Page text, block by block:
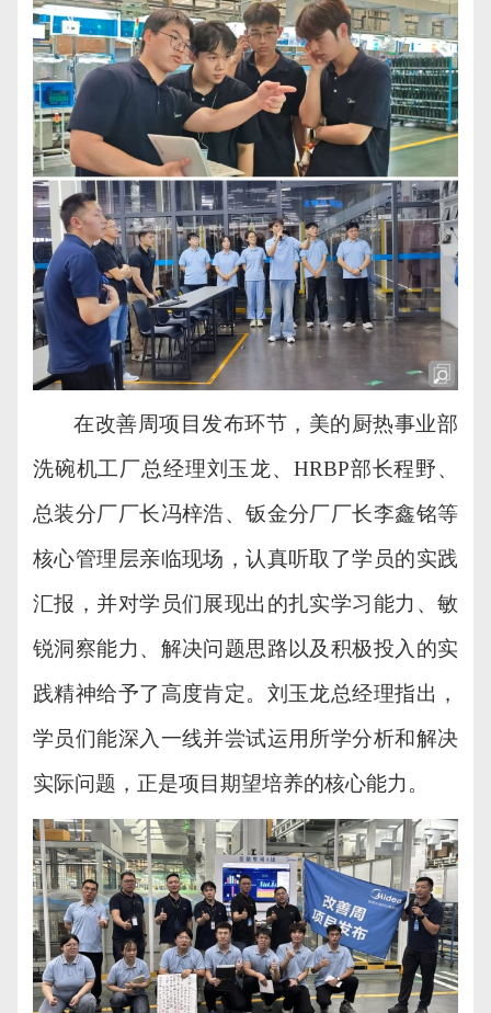
在改善周项目发布环节，美的厨热事业部
洗碗机工厂总经理刘玉龙、 HRBP部长程野、
总装分厂厂长冯梓浩、钣金分厂厂长李鑫铭等
核心管理层亲临现场，认真听取了学员的实践
汇报 ， 并对学员们展现出的扎实学习能力、敏
锐洞察能力、解决问题思路以及积极投入的实
践精神给予了高度肯定。刘玉龙总经理指出，
学员们能深入一线并尝试运用所学分析和解决
实际问题，正是项目期望培养的核心能力。